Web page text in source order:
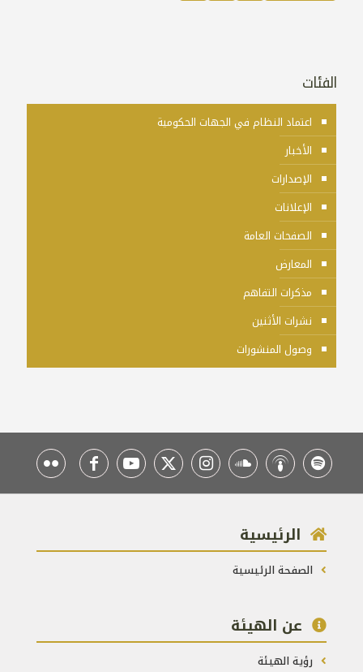
الفئات
اعتماد النظام في الجهات الحكومية
الأخبار
الإصدارات
الإعلانات
الصفحات العامة
المعارض
مذكرات التفاهم
نشرات الأثنين
وصول المنشورات
الرئيسية
الصفحة الرئيسية
عن الهيئة
رؤية الهيئة